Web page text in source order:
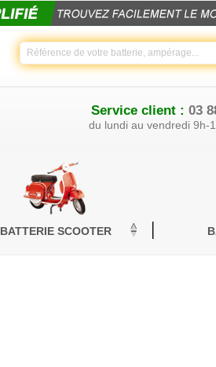
Service client : 03
du lundi au vendredi 9h-
BATTERIE SCOOTER